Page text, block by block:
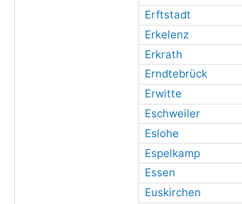
Erftstadt
Erkelenz
Erkrath
Erndtebrück
Erwitte
Eschweiler
Eslohe
Espelkamp
Essen
Euskirchen